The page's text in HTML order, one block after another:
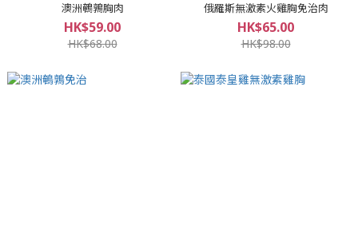
澳洲鵪鶉胸肉
HK$59.00
HK$68.00
俄羅斯無激素火雞胸免治肉
HK$65.00
HK$98.00